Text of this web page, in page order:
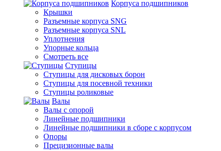
Корпуса подшипников
Крышки
Разъемные корпуса SNG
Разъемные корпуса SNL
Уплотнения
Упорные кольца
Смотреть все
Ступицы
Ступицы для дисковых борон
Ступицы для посевной техники
Ступицы роликовые
Валы
Валы с опорой
Линейные подшипники
Линейные подшипники в сборе с корпусом
Опоры
Прецизионные валы